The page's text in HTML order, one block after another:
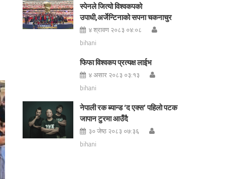
स्पेनले जित्यो विश्वकपको
उपाधी,अर्जेन्टिनाको सपना चकनाचुर
४ श्रावण २०८३ ०४:०८
bihani
फिफा विश्वकप प्रत्यक्ष लाईभ
४ असार २०८३ ०३:१३
bihani
नेपाली रक ब्यान्ड ‘द एक्स’ पहिलो पटक
जापान टुरमा आउँदै
३० जेष्ठ २०८३ ०७:३६
bihani